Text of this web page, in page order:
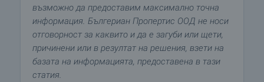
възможно да предоставим максимално точна
информация. Бългериан Пропертис ООД не носи
отговорност за каквито и да е загуби или щети,
причинени или в резултат на решения, взети на
базата на информацията, предоставена в тази
статия.